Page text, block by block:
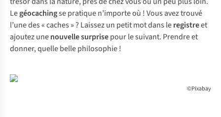
Legéocachingse pratique n’importe où ! Vous avez trouvé
l’une des « caches » ? Laissez un petit mot dans leregistreet
ajoutez unenouvelle surprisepour le suivant. Prendre et
donner, quelle belle philosophie !
©Pixabay